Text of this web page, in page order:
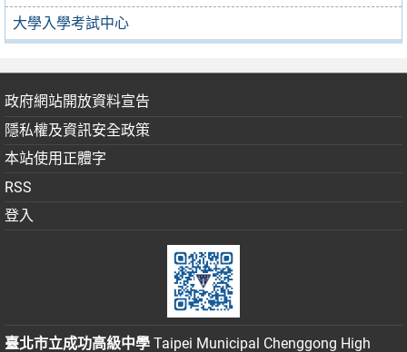
大學入學考試中心
政府網站開放資料宣告
隱私權及資訊安全政策
本站使用正體字
RSS
登入
臺北市立成功高級中學 Taipei Municipal Chenggong High